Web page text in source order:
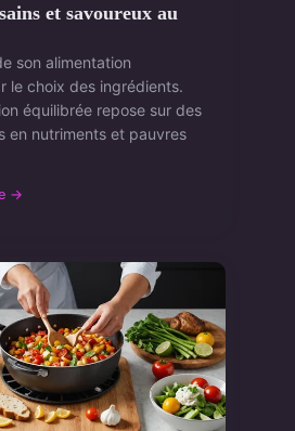
et savoureux au
son alimentation
le choix des ingrédients.
équilibrée repose sur des
en nutriments et pauvres
→